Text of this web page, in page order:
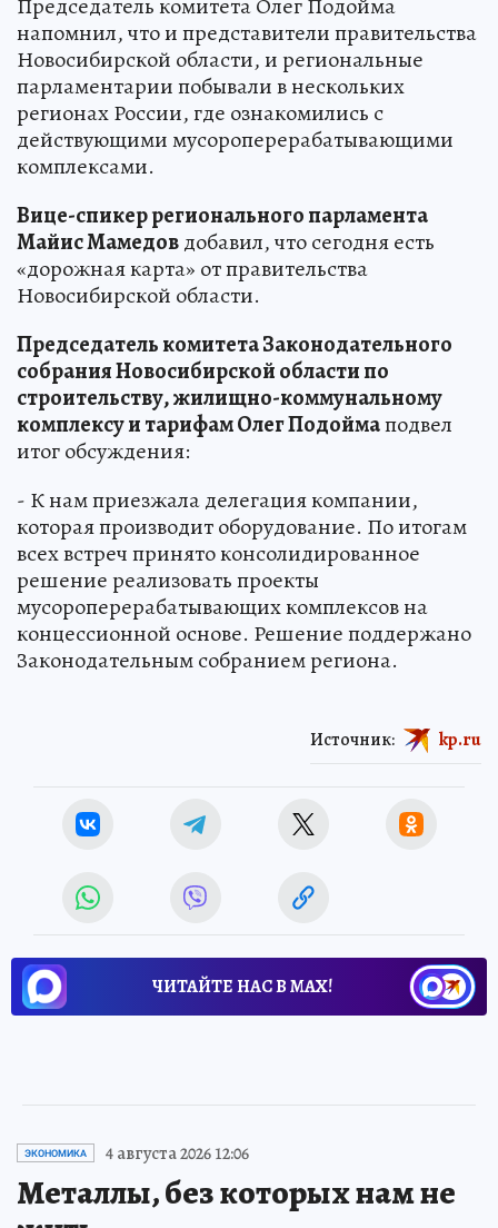
напомнил, что и представители правительства
Новосибирской области, и региональные
парламентарии побывали в нескольких
регионах России, где ознакомились с
действующими мусороперерабатывающими
комплексами.
Вице-спикер регионального парламента
Майис Мамедовдобавил, что сегодня есть
«дорожная карта» от правительства
Новосибирской области.
Председатель комитета Законодательного
собрания Новосибирской области по
строительству, жилищно-коммунальному
комплексу и тарифам Олег Подоймаподвел
итог обсуждения:
- К нам приезжала делегация компании,
которая производит оборудование. По итогам
всех встреч принято консолидированное
решение реализовать проекты
мусороперерабатывающих комплексов на
концессионной основе. Решение поддержано
Законодательным собранием региона.
Источник: kp.ru
ЧИТАЙТЕ НАС В МАХ!
ЭКОНОМИКА 4 августа 2026 12:06
Металлы, без которых нам не